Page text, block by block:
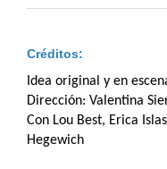
Créditos:
Idea original y en
Dirección: Valentina
Con Lou Best, Erica
Hegewich